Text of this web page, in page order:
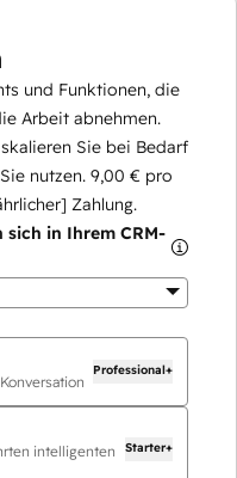
und Funktionen, die
Arbeit abnehmen.
Sie bei Bedarf
nutzen. 9,00 € pro
Zahlung.
in Ihrem CRM-
Professional+
intelligenten
Starter+